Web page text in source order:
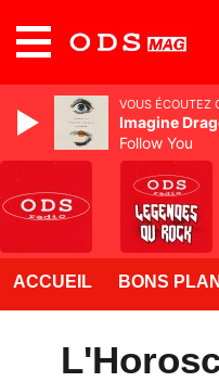
ACCUEIL BONS
VOUS ÉCOUTEZ
Imagine
Follow You